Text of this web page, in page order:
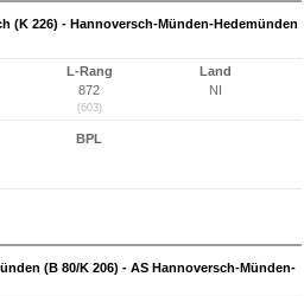
(K 226) - Hannoversch-Münden-Hedemünden
L-Rang
872
(603)
Land
NI
BPL
(B 80/K 206) - AS Hannoversch-Münden-